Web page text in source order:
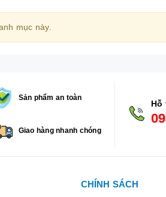
mục này.
Sản phẩm an toàn
Giao hàng nhanh chóng
Hỗ
CHÍNH SÁCH